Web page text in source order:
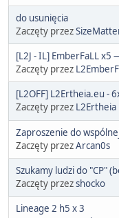
do usunięcia
Zaczęty przez
[L2J - IL] EmberFaLL
Zaczęty przez
[L2OFF] L2Ertheia.eu -
Zaczęty przez L2Ertheia
Zaproszenie do
Zaczęty przezArcan0s
Szukamy ludzi do "CP"
Zaczęty przezshocko
Lineage 2 h5 x 3